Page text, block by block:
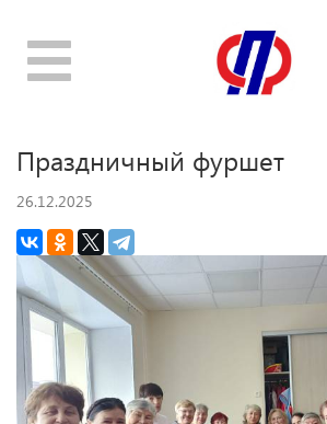
Toggle
navigation
Праздничный фуршет
26.12.2025